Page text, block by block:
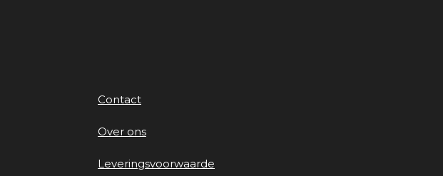
Contact
Over ons
Leveringsvoorwaarde